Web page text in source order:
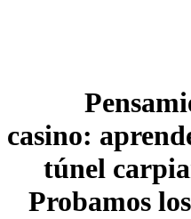
casino:
túnel
Probamos